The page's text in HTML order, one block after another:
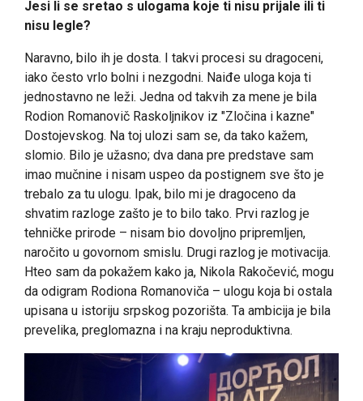
Jesi li se sretao s ulogama koje ti nisu prijale ili ti
nisu legle?
Naravno, bilo ih je dosta. I takvi procesi su dragoceni,
iako često vrlo bolni i nezgodni. Naiđe uloga koja ti
jednostavno ne leži. Jedna od takvih za mene je bila
Rodion Romanovič Raskoljnikov iz "Zločina i kazne"
Dostojevskog. Na toj ulozi sam se, da tako kažem,
slomio. Bilo je užasno; dva dana pre predstave sam
imao mučnine i nisam uspeo da postignem sve što je
trebalo za tu ulogu. Ipak, bilo mi je dragoceno da
shvatim razloge zašto je to bilo tako. Prvi razlog je
tehničke prirode – nisam bio dovoljno pripremljen,
naročito u govornom smislu. Drugi razlog je motivacija.
Hteo sam da pokažem kako ja, Nikola Rakočević, mogu
da odigram Rodiona Romanoviča – ulogu koja bi ostala
upisana u istoriju srpskog pozorišta. Ta ambicija je bila
prevelika, preglomazna i na kraju neproduktivna.